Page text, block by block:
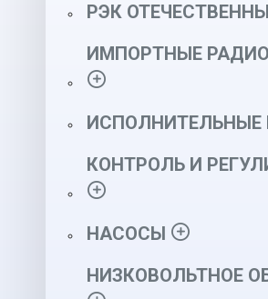
РЭК
ИМПОРТНЫЕ
КОНТРОЛЬ И
НАСОСЫ
НИЗКОВОЛЬТНОЕ